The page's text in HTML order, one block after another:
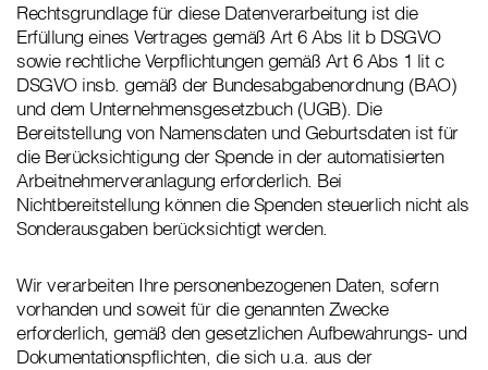
Rechtsgrundlage für diese Datenverarbeitung ist die
Erfüllung eines Vertrages gemäß Art 6 Abs lit b DSGVO
sowie rechtliche Verpflichtungen gemäß Art 6 Abs 1 lit c
DSGVO insb. gemäß der Bundesabgabenordnung (BAO)
und dem Unternehmensgesetzbuch (UGB). Die
Bereitstellung von Namensdaten und Geburtsdaten ist für
die Berücksichtigung der Spende in der automatisierten
Arbeitnehmerveranlagung erforderlich. Bei
Nichtbereitstellung können die Spenden steuerlich nicht als
Sonderausgaben berücksichtigt werden.
Wir verarbeiten Ihre personenbezogenen Daten, sofern
vorhanden und soweit für die genannten Zwecke
erforderlich, gemäß den gesetzlichen Aufbewahrungs- und
Dokumentationspflichten, die sich u.a. aus der